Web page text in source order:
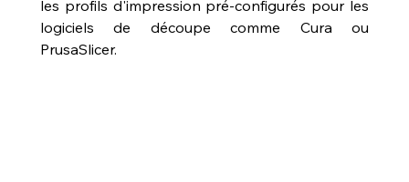
les profils d'impression pré-configurés pour les
logiciels de découpe comme Cura ou
PrusaSlicer.